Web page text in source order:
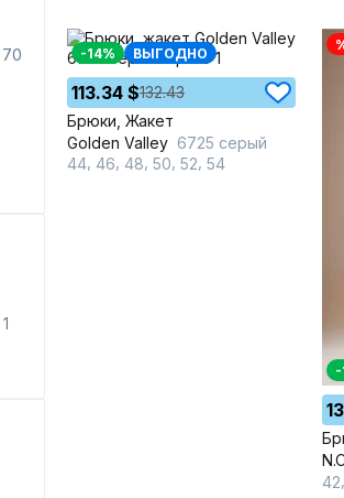
70
1
-14% ВЫГОДНО
113.34 $132.43
Брюки, Жакет
Golden Valley 6725 серый
44 46 48 50 52 54
-
42